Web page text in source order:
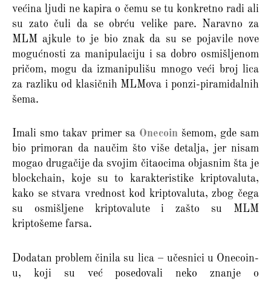
većina ljudi ne kapira o čemu se tu konkretno radi ali
su zato čuli da se obrću velike pare. Naravno za
MLM ajkule to je bio znak da su se pojavile nove
mogućnosti za manipulaciju i sa dobro osmišljenom
pričom, mogu da izmanipulišu mnogo veći broj lica
za razliku od klasičnih MLMova i ponzi-piramidalnih
šema.
Imali smo takav primer sa Onecoin šemom, gde sam
bio primoran da naučim što više detalja, jer nisam
mogao drugačije da svojim čitaocima objasnim šta je
blockchain, koje su to karakteristike kriptovaluta,
kako se stvara vrednost kod kriptovaluta, zbog čega
su osmišljene kriptovalute i zašto su MLM
kriptošeme farsa.
Dodatan problem činila su lica – učesnici u Onecoin-
u, koji su već posedovali neko znanje o